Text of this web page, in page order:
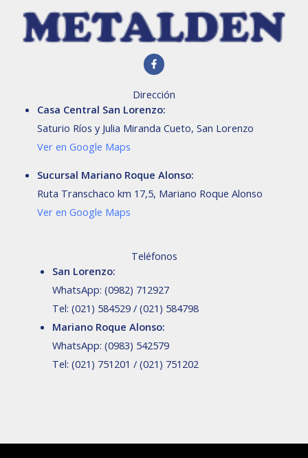
F
a
c
b
o
o
k
-
Dirección
Casa Central San Lorenzo:
Saturio Ríos y Julia Miranda Cueto, San Lorenzo
Ver en Google Maps
Sucursal Mariano Roque Alonso:
Ruta Transchaco km 17,5, Mariano Roque Alonso
Ver en Google Maps
Teléfonos
San Lorenzo:
WhatsApp: (0982) 712927
Tel: (021) 584529 / (021) 584798
Mariano Roque Alonso:
WhatsApp: (0983) 542579
Tel: (021) 751201 / (021) 751202